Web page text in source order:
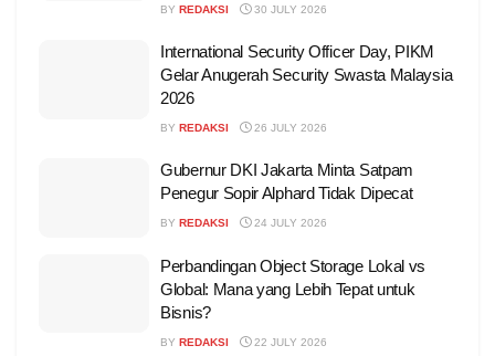
BY REDAKSI 30 JULY 2026
International Security Officer Day, PIKM
Gelar Anugerah Security Swasta Malaysia
2026
BY REDAKSI 26 JULY 2026
Gubernur DKI Jakarta Minta Satpam
Penegur Sopir Alphard Tidak Dipecat
BY REDAKSI 24 JULY 2026
Perbandingan Object Storage Lokal vs
Global: Mana yang Lebih Tepat untuk
Bisnis?
BY REDAKSI 22 JULY 2026